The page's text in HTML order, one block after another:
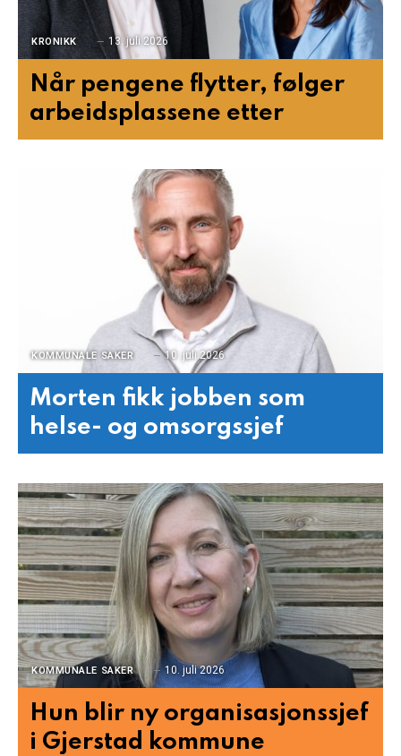
KRONIKK 13. juli 2026
Når pengene flytter, følger
arbeidsplassene etter
KOMMUNALE SAKER 10. juli 2026
Morten fikk jobben som
helse- og omsorgssjef
KOMMUNALE SAKER 10. juli 2026
Hun blir ny organisasjonssjef
i Gjerstad kommune